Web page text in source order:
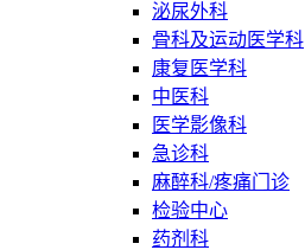
泌尿外科
骨科及运动医学科
康复医学科
中医科
医学影像科
急诊科
麻醉科/疼痛门诊
检验中心
药剂科